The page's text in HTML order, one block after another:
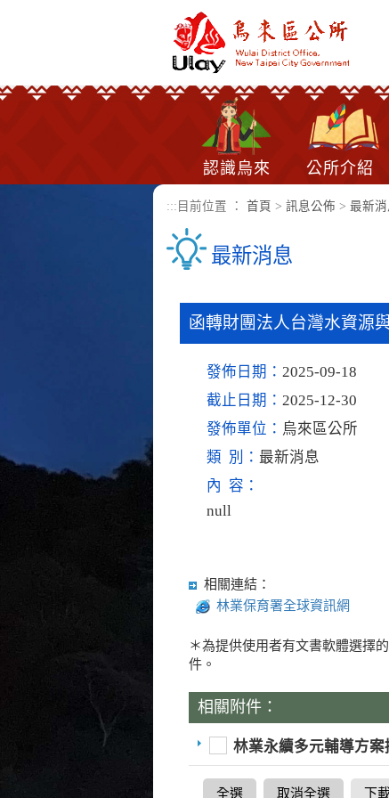
認識烏來 公所介紹
::: 目前位置 ： 首頁 > 訊息公佈 > 最新消
最新消息
函轉財團法人台灣水資源
發佈日期： 2025-09-18
截止日期： 2025-12-30
發佈單位： 烏來區公所
類 別： 最新消息
內 容：
null
相關連結：
林業保育署全球資訊網
＊為提供使用者有文書軟體選擇
件。
相關附件：
林業永續多元輔導方案
全選 取消全選 下